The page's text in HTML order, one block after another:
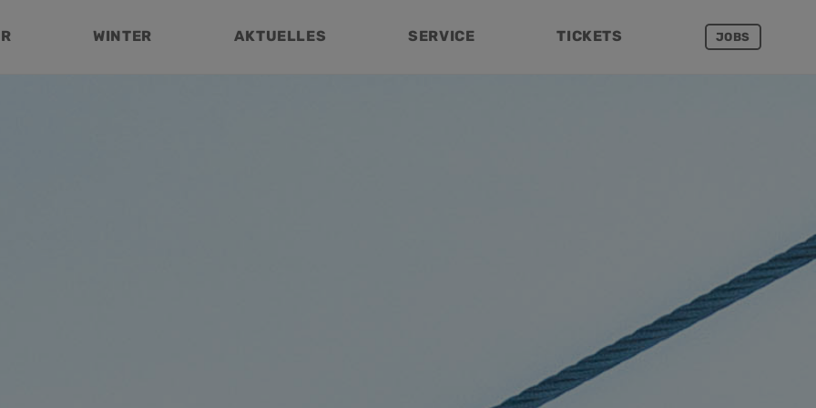
WINTER AKTUELLES SERVICE TICKETS JOBS